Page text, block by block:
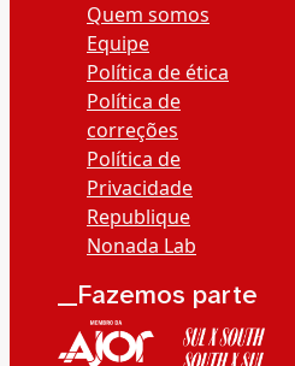
Quem somos
Equipe
Política de ética
Política de
correções
Política de
Privacidade
Republique
Nonada Lab
__Fazemos parte